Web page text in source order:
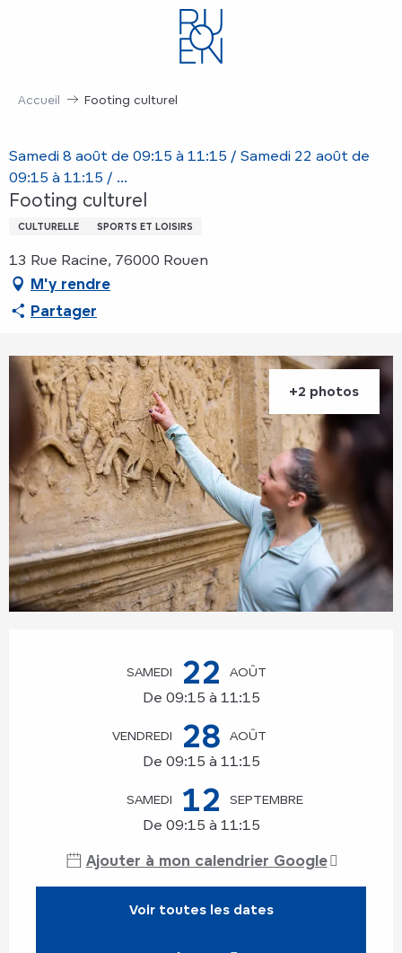
Accueil Footing culturel
Samedi 8 août de 09:15 à 11:15 / Samedi 22 août de
09:15 à 11:15 / ...
Footing culturel
CULTURELLE SPORTS ET LOISIRS
13 Rue Racine, 76000 Rouen
M'y rendre
Partager
+2 photos
SAMEDI 22 AOÛT
De 09:15 à 11:15
VENDREDI 28 AOÛT
De 09:15 à 11:15
SAMEDI 12 SEPTEMBRE
De 09:15 à 11:15
Ajouter à mon calendrier Google
Voir toutes les dates